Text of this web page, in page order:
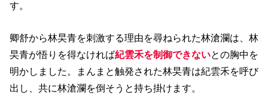
す。
卿舒から林旲青を刺激する理由を尋ねられた林滄瀾は、林
旲青が悟りを得なければ紀雲禾を制御できないとの胸中を
明かしました。まんまと触発された林旲青は紀雲禾を呼び
出し、共に林滄瀾を倒そうと持ち掛けます。